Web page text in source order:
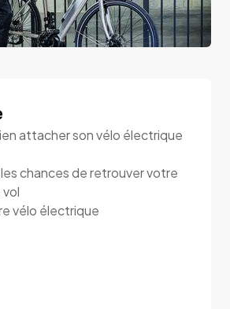
attacher son vélo électrique
chances de retrouver votre
vélo électrique